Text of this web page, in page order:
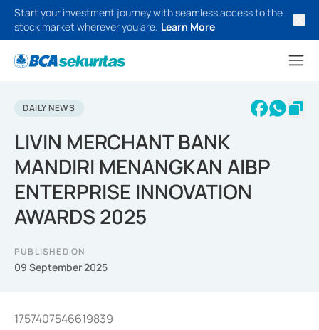
Start your investment journey with seamless access to the
stock market wherever you are. Learn More
DAILY NEWS
LIVIN MERCHANT BANK
MANDIRI MENANGKAN AIBP
ENTERPRISE INNOVATION
AWARDS 2025
PUBLISHED ON
09 September 2025
1757407546619839